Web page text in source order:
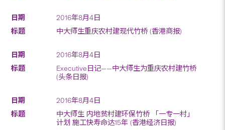
2016年8月4日
中大师生重庆农村建现代竹桥 (香港商报)
2016年8月4日
Executive日记——中大师生为重庆农村建竹桥
(头条日报)
2016年8月4日
中大师生 内地贫村建环保竹桥 「一专一村」
计划 施工快寿命达15年 (香港经济日报)